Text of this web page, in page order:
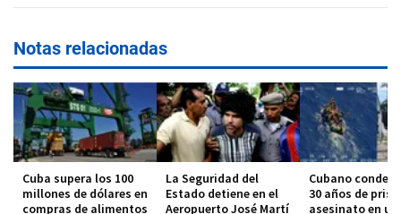
Notas relacionadas
Cuba supera los 100
millones de dólares en
compras de alimentos
La Seguridad del
Estado detiene en el
Aeropuerto José Martí
Cubano
30 años de
asesinato en